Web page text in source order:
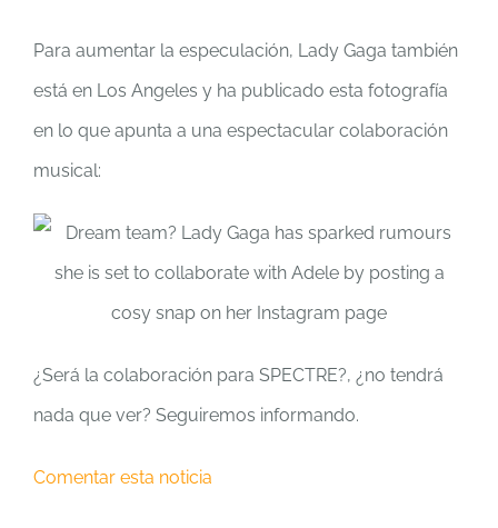
Para aumentar la especulación, Lady Gaga también
está en Los Angeles y ha publicado esta fotografía
en lo que apunta a una espectacular colaboración
musical:
¿Será la colaboración para SPECTRE?, ¿no tendrá
nada que ver? Seguiremos informando.
Comentar esta noticia